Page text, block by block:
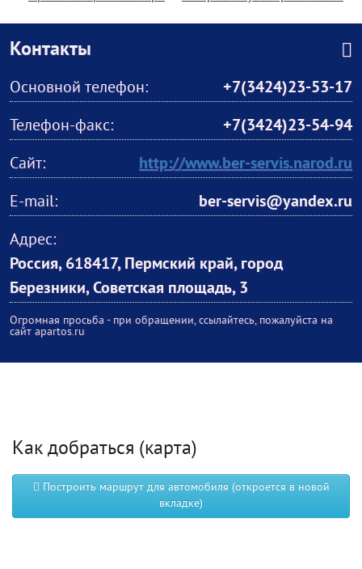
Контакты
Основной телефон:
+7(3424)23-53-17
Телефон-факс:
+7(3424)23-54-94
Сайт:
http://www.ber-servis.narod.ru
E-mail:
ber-servis@yandex.ru
Адрес:
Россия, 618417, Пермский край, город
Березники, Советская площадь, 3
Огромная просьба - при обращении, ссылайтесь, пожалуйста на
сайт apartos.ru
Как добраться (карта)
Построить маршрут для автомобиля (откроется в новой
вкладке)